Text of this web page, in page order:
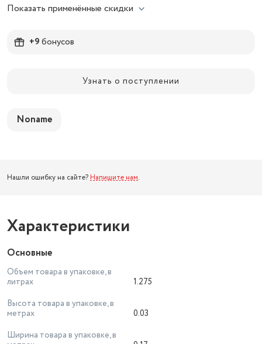
Показать применённые скидки
+9бонусов
Узнать о поступлении
Noname
Нашли ошибку на сайте? Напишите нам.
Характеристики
Основные
Объем товара в упаковке, в
литрах
1.275
Высота товара в упаковке, в
метрах
0.03
Ширина товара в упаковке, в